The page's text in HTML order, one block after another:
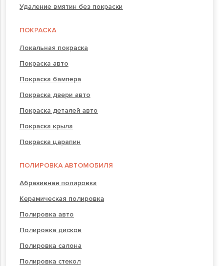
Удаление вмятин без покраски
ПОКРАСКА
Локальная покраска
Покраска авто
Покраска бампера
Покраска двери авто
Покраска деталей авто
Покраска крыла
Покраска царапин
ПОЛИРОВКА АВТОМОБИЛЯ
Абразивная полировка
Керамическая полировка
Полировка авто
Полировка дисков
Полировка салона
Полировка стекол